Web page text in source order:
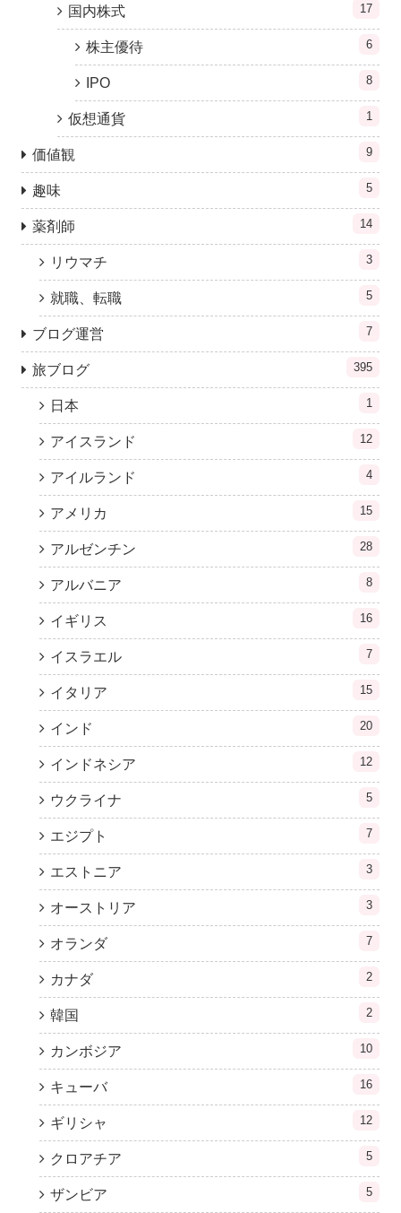
国内株式 17
株主優待 6
IPO 8
仮想通貨 1
価値観 9
趣味 5
薬剤師 14
リウマチ 3
就職、転職 5
ブログ運営 7
旅ブログ 395
日本 1
アイスランド 12
アイルランド 4
アメリカ 15
アルゼンチン 28
アルバニア 8
イギリス 16
イスラエル 7
イタリア 15
インド 20
インドネシア 12
ウクライナ 5
エジプト 7
エストニア 3
オーストリア 3
オランダ 7
カナダ 2
韓国 2
カンボジア 10
キューバ 16
ギリシャ 12
クロアチア 5
ザンビア 5